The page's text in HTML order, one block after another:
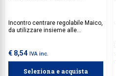
Incontro centrare regolabile Maico,
da utilizzare insieme alle
€ 8,54 IVA inc.
Seleziona e acquista